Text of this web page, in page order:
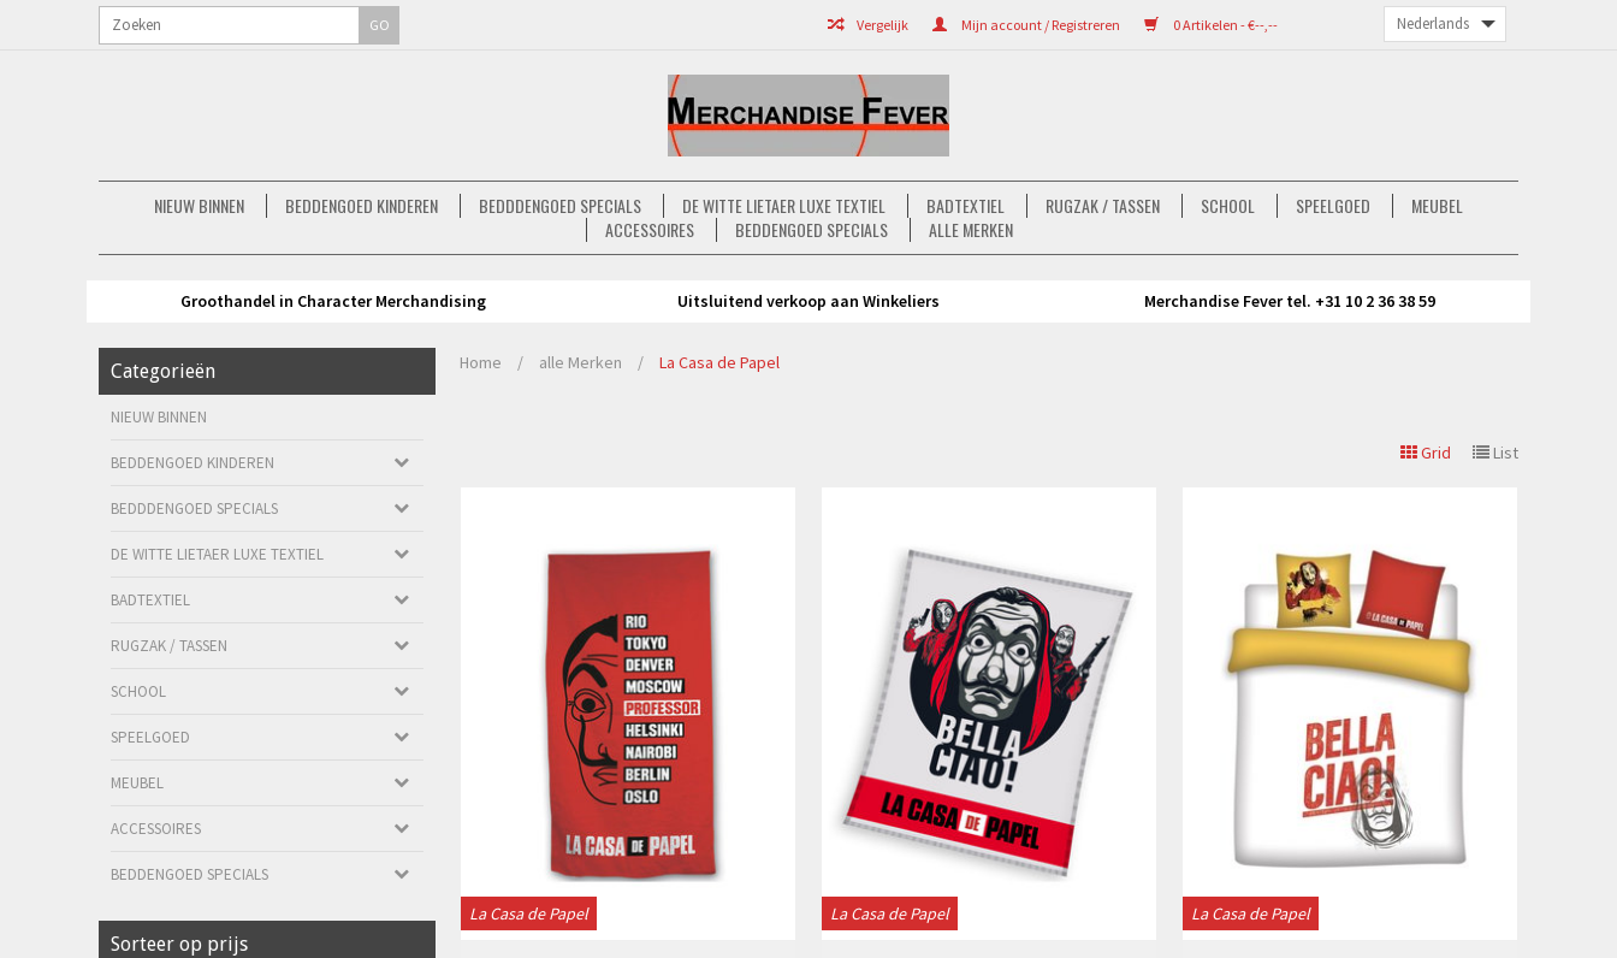
0 Artikelen - €--,--
Mijn account / Registreren
Vergelijk
GO
NIEUW BINNEN BEDDENGOED KINDEREN BEDDDENGOED SPECIALS DE WITTE LIETAER LUXE TEXTIEL BADTEXTIEL RUGZAK / TASSEN SCHOOL SPEELGOED
MEUBEL
ACCESSOIRES
BEDDENGOED SPECIALS ALLE MERKEN
Groothandel in Character Merchandising Uitsluitend verkoop aan Winkeliers Merchandise Fever tel. +31 10 2 36 38 59
Categorieën
NIEUW BINNEN
BEDDENGOED KINDEREN
BEDDDENGOED SPECIALS
DE WITTE LIETAER LUXE TEXTIEL
BADTEXTIEL
RUGZAK / TASSEN
SCHOOL
SPEELGOED
MEUBEL
ACCESSOIRES
BEDDENGOED SPECIALS
Sorteer op prijs
Home / alle Merken / La Casa de Papel
Grid List
La Casa de Papel La Casa de Papel La Casa de Papel